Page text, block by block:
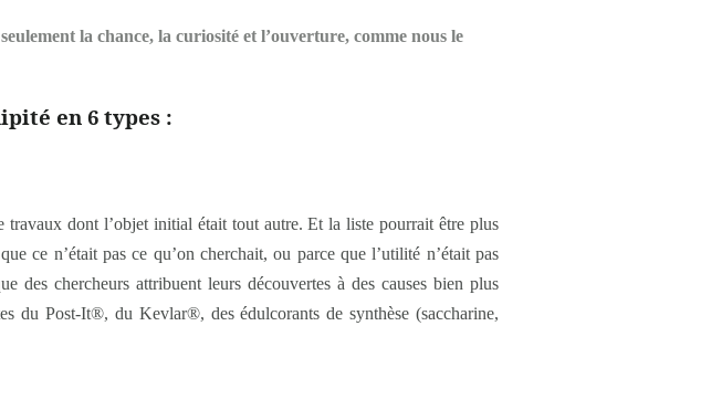
la chance, la curiosité et l’ouverture, comme nous le
en 6 types :
travaux dont l’objet initial était tout autre. Et la liste pourrait être plus
ce n’était pas ce qu’on cherchait, ou parce que l’utilité n’était pas
des chercheurs attribuent leurs découvertes à des causes bien plus
du Post-It®, du Kevlar®, des édulcorants de synthèse (saccharine,